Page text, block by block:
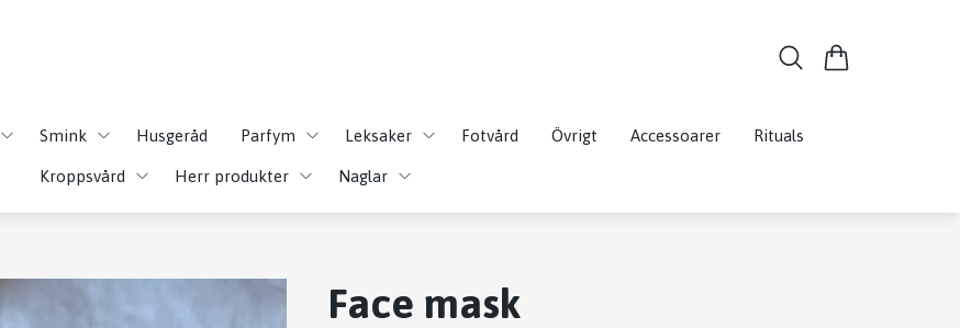
Smink Husgeråd Parfym Leksaker Fotvård Övrigt Accessoarer Rituals
Kroppsvård Herr produkter Naglar
Face mask